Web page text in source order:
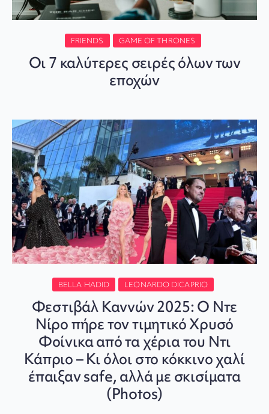
FRIENDS GAME OF THRONES
Οι 7 καλύτερες σειρές όλων των
εποχών
BELLA HADID LEONARDO DICAPRIO
Φεστιβάλ Καννών 2025: Ο Ντε
Νίρο πήρε τον τιμητικό Χρυσό
Φοίνικα από τα χέρια του Ντι
Κάπριο – Κι όλοι στο κόκκινο χαλί
έπαιξαν safe, αλλά με σκισίματα
(Photos)